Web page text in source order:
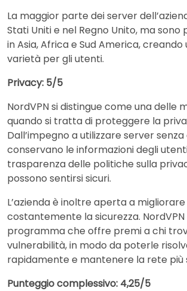
La maggior parte dei server
Stati Uniti e nel Regno Unito, ma sono
in Asia, Africa e Sud America,
varietà per gli utenti.
Privacy: 5/5
NordVPN si distingue come una delle
quando si tratta di proteggere la
Dall’impegno a utilizzare server
conservano le informazioni degli
trasparenza delle politiche sulla
possono sentirsi sicuri.
L’azienda è inoltre aperta a migliorare
costantemente la sicurezza.
programma che offre premi a chi
vulnerabilità, in modo da poterle
rapidamente e mantenere la rete più
Punteggio complessivo: 4,25/5